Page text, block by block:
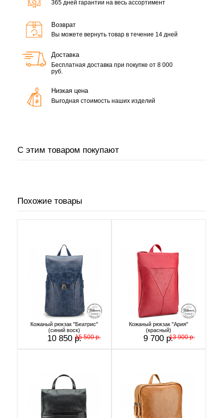
365 дней гарантии на весь ассортимент
Возврат
Вы можете вернуть товар в течение 14 дней
Доставка
Бесплатная доставка при покупке от 8 000
руб.
Низкая цена
Выгодная стоимость наших изделий
С этим товаром покупают
Похожие товары
Кожаный рюкзак "Беатрис"
(синий воск)
10 850 р.15 500 р.
Кожаный рюкзак "Ария"
(красный)
9 700 р.13 900 р.